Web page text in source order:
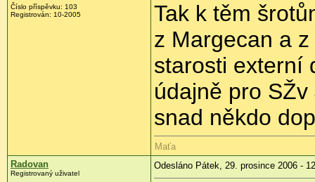
Číslo příspěvku: 103
Registrován: 10-2005
Tak k těm
z Margecan a
starosti externí
údajně pro
snad někdo
Maťa
Radovan
Registrovaný uživatel
Odesláno Pátek, 29. prosince 2006 -